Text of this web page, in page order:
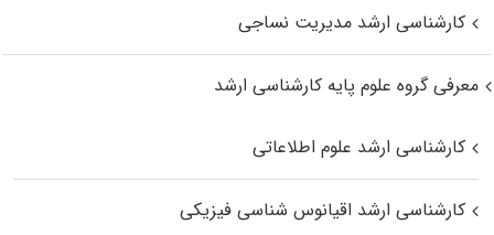
کارشناسی ارشد مدیریت نساجی
معرفی گروه علوم پایه کارشناسی ارشد
کارشناسی ارشد علوم اطلاعاتی
کارشناسی ارشد اقیانوس‌ شناسی فیزیکی